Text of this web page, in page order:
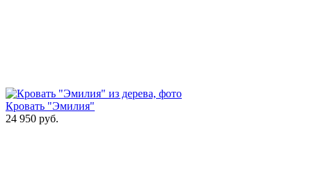
Кровать "Эмилия"
24 950 руб.